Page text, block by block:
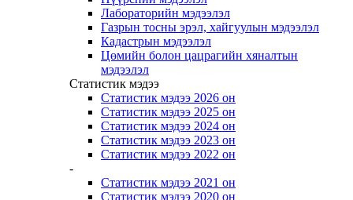
Лабораторийн мэдээлэл
Газрын тосны эрэл, хайгуулын мэдээлэл
Кадастрын мэдээлэл
Цөмийн болон цацрагийн хяналтын
мэдээлэл
Статистик мэдээ
Статистик мэдээ 2026 он
Статистик мэдээ 2025 он
Статистик мэдээ 2024 он
Статистик мэдээ 2023 он
Статистик мэдээ 2022 он
-
Статистик мэдээ 2021 он
Статистик мэдээ 2020 он